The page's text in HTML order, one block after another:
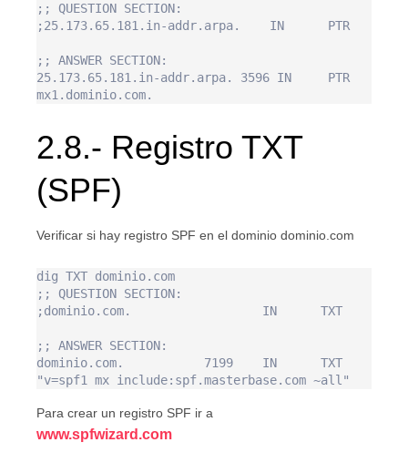
;; QUESTION SECTION:
;25.173.65.181.in-addr.arpa.    IN      PTR
;; ANSWER SECTION:
25.173.65.181.in-addr.arpa. 3596 IN     PTR
2.8.- Registro TXT
(SPF)
Verificar si hay registro SPF en el dominio dominio.com
dig TXT dominio.com
;; QUESTION SECTION:
;dominio.com.                  IN      TXT
;; ANSWER SECTION:
dominio.com.           7199    IN      TXT
Para crear un registro SPF ir a
www.spfwizard.com